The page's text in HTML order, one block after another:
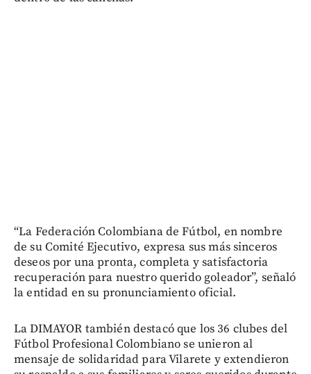
“La Federación Colombiana de Fútbol, en nombre
de su Comité Ejecutivo, expresa sus más sinceros
deseos por una pronta, completa y satisfactoria
recuperación para nuestro querido goleador”, señaló
la entidad en su pronunciamiento oficial.
La DIMAYOR también destacó que los 36 clubes del
Fútbol Profesional Colombiano se unieron al
mensaje de solidaridad para Vilarete y extendieron